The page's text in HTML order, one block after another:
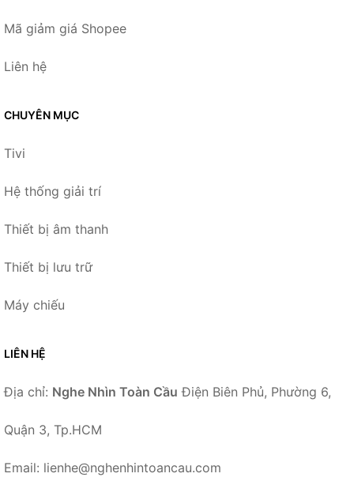
Mã giảm giá Shopee
Liên hệ
CHUYÊN MỤC
Tivi
Hệ thống giải trí
Thiết bị âm thanh
Thiết bị lưu trữ
Máy chiếu
LIÊN HỆ
Địa chỉ: Nghe Nhìn Toàn Cầu Điện Biên Phủ, Phường 6,
Quận 3, Tp.HCM
Email: lienhe@nghenhintoancau.com